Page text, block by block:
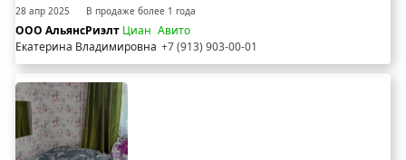
28 апр 2025 В продаже более 1 года
ООО АльянсРиэлт Циан Авито
Екатерина Владимировна +7 (913) 903-00-01